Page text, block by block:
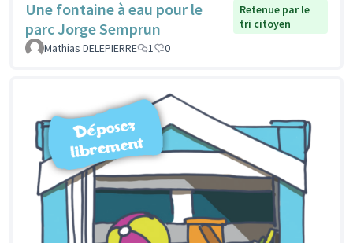
Une fontaine à eau pour le
parc Jorge Semprun
Retenue par le
tri citoyen
Mathias DELEPIERRE
1 0